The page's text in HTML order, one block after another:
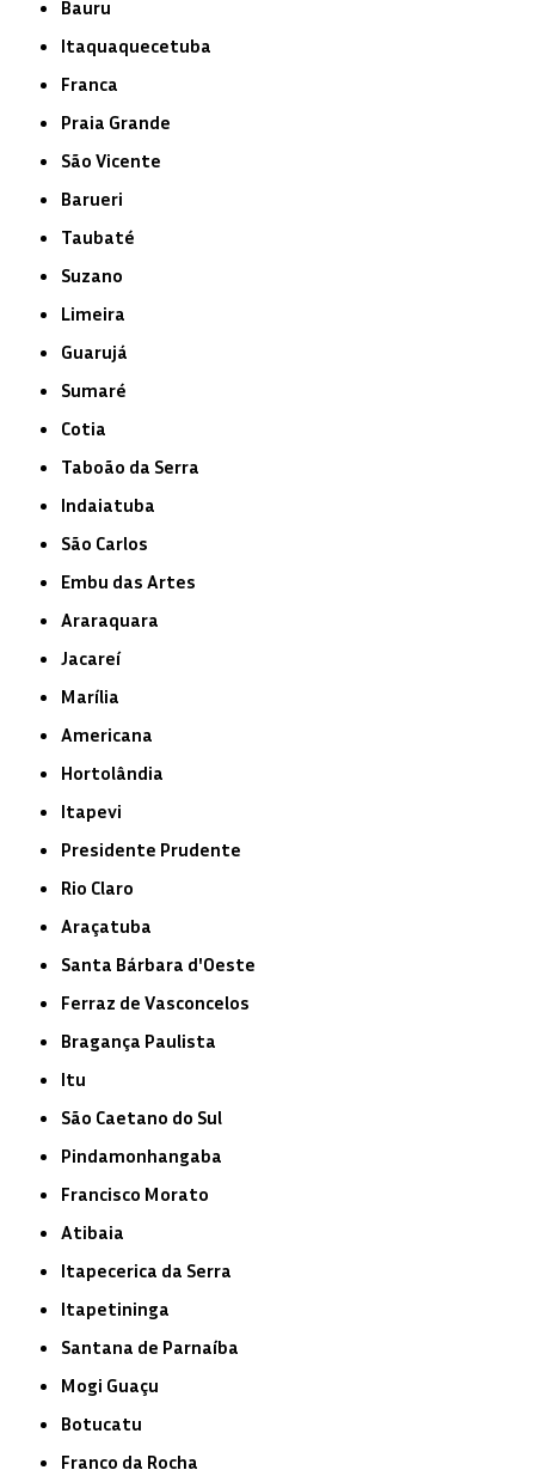
Bauru
Itaquaquecetuba
Franca
Praia Grande
São Vicente
Barueri
Taubaté
Suzano
Limeira
Guarujá
Sumaré
Cotia
Taboão da Serra
Indaiatuba
São Carlos
Embu das Artes
Araraquara
Jacareí
Marília
Americana
Hortolândia
Itapevi
Presidente Prudente
Rio Claro
Araçatuba
Santa Bárbara d'Oeste
Ferraz de Vasconcelos
Bragança Paulista
Itu
São Caetano do Sul
Pindamonhangaba
Francisco Morato
Atibaia
Itapecerica da Serra
Itapetininga
Santana de Parnaíba
Mogi Guaçu
Botucatu
Franco da Rocha